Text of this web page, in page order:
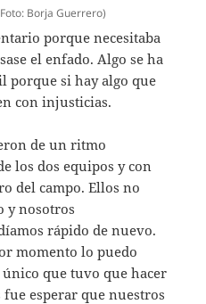
Borja Guerrero)
porque necesitaba
el enfado. Algo se ha
porque si hay algo que
con injusticias.
de un ritmo
los dos equipos y con
del campo. Ellos no
y nosotros
rápido de nuevo.
momento lo puedo
que tuvo que hacer
esperar que nuestros